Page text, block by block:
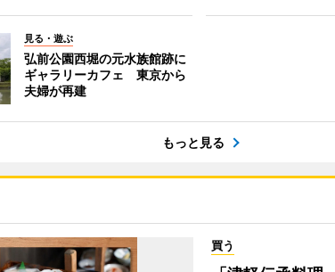
見る・遊ぶ
弘前公園西堀の元水族館跡に
ギャラリーカフェ 東京から
夫婦が再建
もっと見る
買う